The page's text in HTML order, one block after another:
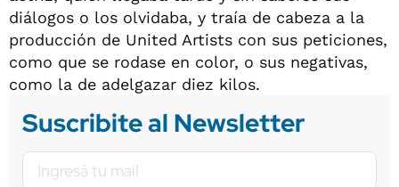
diálogos o los olvidaba, y traía de cabeza a la
producción de United Artists con sus peticiones,
como que se rodase en color, o sus negativas,
como la de adelgazar diez kilos.
Suscribite al Newsletter